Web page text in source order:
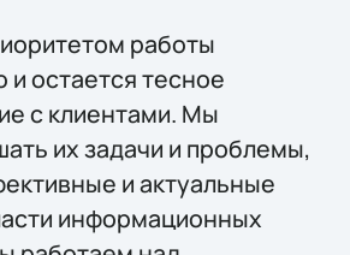
работы
остается тесное
с клиентами. Мы
их задачи и проблемы,
и актуальные
информационных